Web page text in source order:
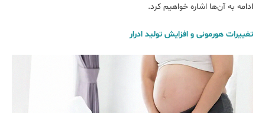
ادامه به آن‌ها اشاره خواهیم کرد.
تغییرات هورمونی و افزایش تولید ادرار